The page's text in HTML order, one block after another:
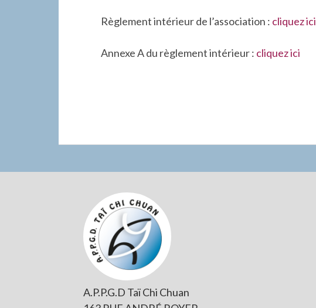
Règlement intérieur de l’association : cliquez ici
Annexe A du règlement intérieur : cliquez ici
subsidiaire
A.P.P.G.D Taï Chi Chuan